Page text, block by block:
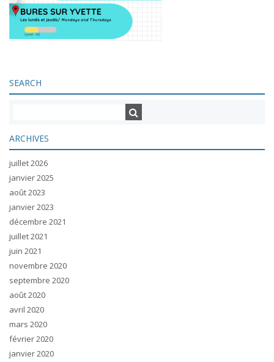
SEARCH
ARCHIVES
juillet 2026
janvier 2025
août 2023
janvier 2023
décembre 2021
juillet 2021
juin 2021
novembre 2020
septembre 2020
août 2020
avril 2020
mars 2020
février 2020
janvier 2020